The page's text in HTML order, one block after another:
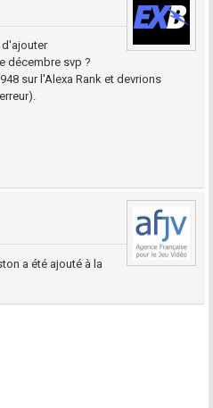
d'ajouter
décembre svp ?
sur l'Alexa Rank et devrions
a été ajouté à la